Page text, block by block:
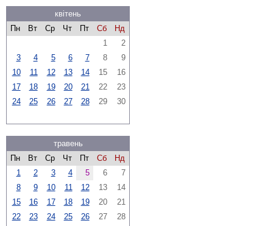
квітень
Пн
Вт Ср Чт Пт Сб
Нд
1
2
3
4 5 6 7 8
9
10
11 12 13 14 15
16
17
18 19 20 21 22
23
24
25 26 27 28 29 30
травень
Пн
Вт Ср Чт Пт Сб
Нд
1
2 3 4 5 6
7
8
9 10 11 12 13
14
15
16 17 18 19 20
21
22
23 24 25 26 27
28